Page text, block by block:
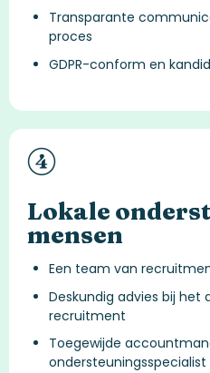
Transparante
proces
GDPR-conform en
Lokale
mensen
Een team van
Deskundig advies bij het
recruitment
Toegewijde
ondersteuningsspecialist